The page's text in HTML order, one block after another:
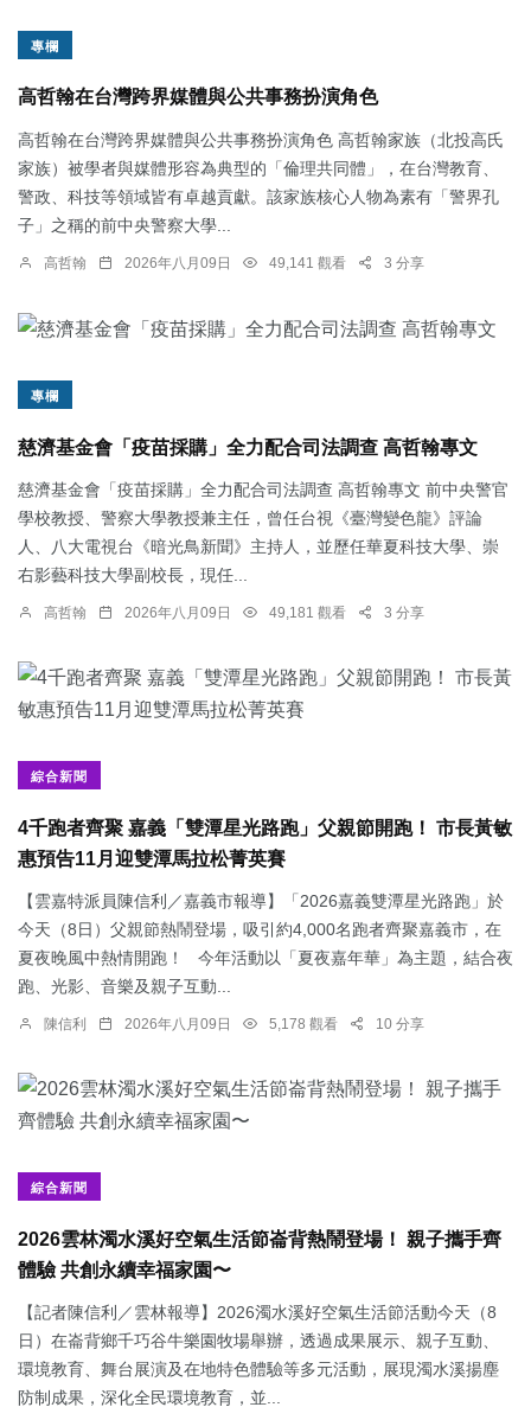
專欄
高哲翰在台灣跨界媒體與公共事務扮演角色
高哲翰在台灣跨界媒體與公共事務扮演角色 高哲翰家族（北投高氏
家族）被學者與媒體形容為典型的「倫理共同體」，在台灣教育、
警政、科技等領域皆有卓越貢獻。該家族核心人物為素有「警界孔
子」之稱的前中央警察大學...
高哲翰 2026年八月09日 49,141 觀看 3 分享
專欄
慈濟基金會「疫苗採購」全力配合司法調查 高哲翰專文
慈濟基金會「疫苗採購」全力配合司法調查 高哲翰專文 前中央警官
學校教授、警察大學教授兼主任，曾任台視《臺灣變色龍》評論
人、八大電視台《暗光鳥新聞》主持人，並歷任華夏科技大學、崇
右影藝科技大學副校長，現任...
高哲翰 2026年八月09日 49,181 觀看 3 分享
綜合新聞
4千跑者齊聚 嘉義「雙潭星光路跑」父親節開跑！ 市長黃敏
惠預告11月迎雙潭馬拉松菁英賽
【雲嘉特派員陳信利／嘉義市報導】「2026嘉義雙潭星光路跑」於
今天（8日）父親節熱鬧登場，吸引約4,000名跑者齊聚嘉義市，在
夏夜晚風中熱情開跑！ 今年活動以「夏夜嘉年華」為主題，結合夜
跑、光影、音樂及親子互動...
陳信利 2026年八月09日 5,178 觀看 10 分享
綜合新聞
2026雲林濁水溪好空氣生活節崙背熱鬧登場！ 親子攜手齊
體驗 共創永續幸福家園〜
【記者陳信利／雲林報導】2026濁水溪好空氣生活節活動今天（8
日）在崙背鄉千巧谷牛樂園牧場舉辦，透過成果展示、親子互動、
環境教育、舞台展演及在地特色體驗等多元活動，展現濁水溪揚塵
防制成果，深化全民環境教育，並...